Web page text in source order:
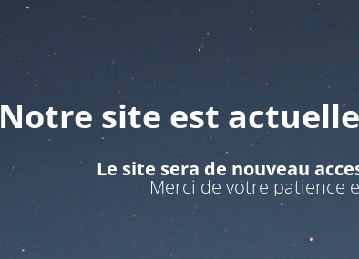
Notre site est
Le site sera de nouveau
Merci de votre patience